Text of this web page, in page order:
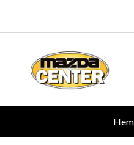
Hem